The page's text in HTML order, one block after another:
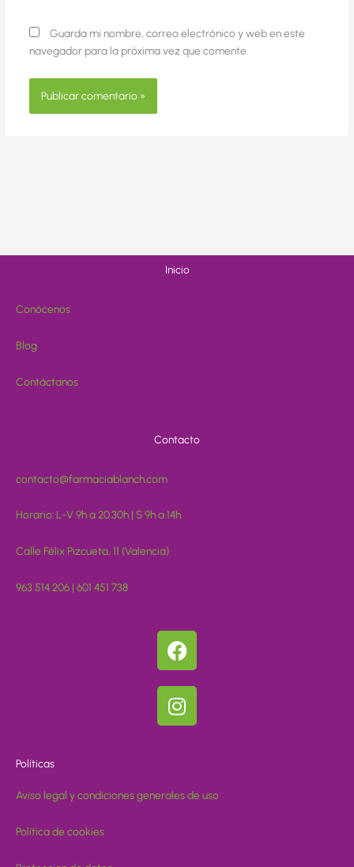
Guarda mi nombre, correo electrónico y web en este
navegador para la próxima vez que comente.
Inicio
Conócenos
Blog
Contáctanos
Contacto
contacto@farmaciablanch.com
Horario: L-V 9h a 20.30h | S 9h a 14h
Calle Félix Pizcueta, 11 (Valencia)
963 514 206 | 601 451 738
F
a
e
b
I
n
g
Políticas
Aviso legal y condiciones generales de uso
Política de cookies